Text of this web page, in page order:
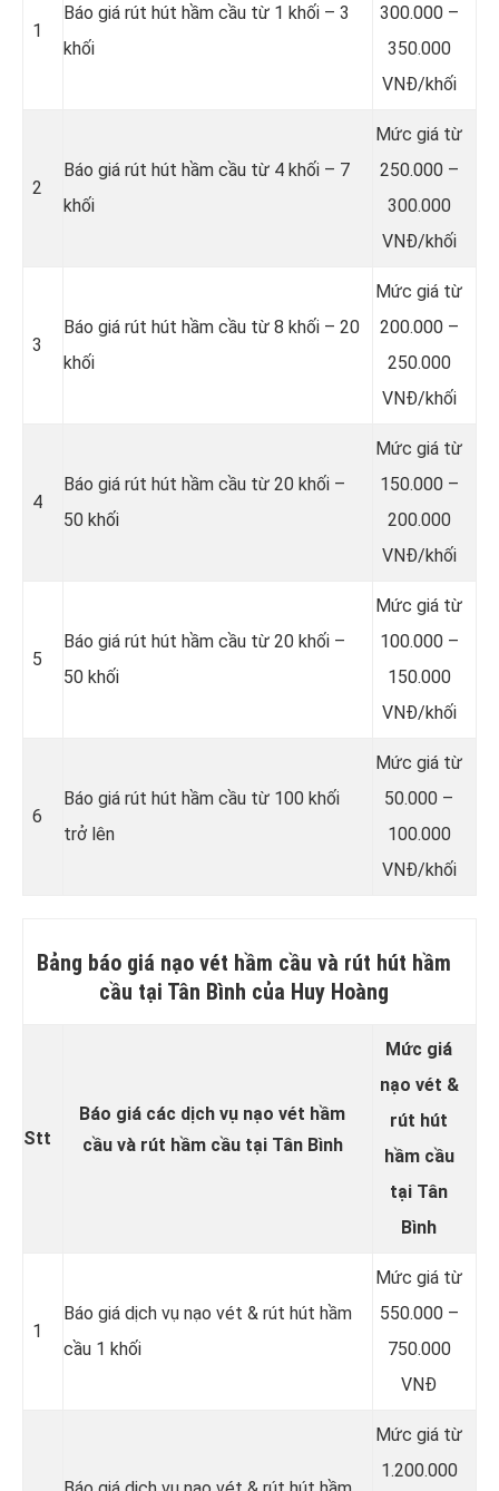
1
Báo giá rút hút hầm cầu từ 1 khối – 3
khối
300.000 –
350.000
VNĐ/khối
2
Báo giá rút hút hầm cầu từ 4 khối – 7
khối
Mức giá từ
250.000 –
300.000
VNĐ/khối
3
Báo giá rút hút hầm cầu từ 8 khối – 20
khối
Mức giá từ
200.000 –
250.000
VNĐ/khối
4
Báo giá rút hút hầm cầu từ 20 khối –
50 khối
Mức giá từ
150.000 –
200.000
VNĐ/khối
5
Báo giá rút hút hầm cầu từ 20 khối –
50 khối
Mức giá từ
100.000 –
150.000
VNĐ/khối
6
Báo giá rút hút hầm cầu từ 100 khối
trở lên
Mức giá từ
50.000 –
100.000
VNĐ/khối
Bảng báo giá nạo vét hầm cầu và rút hút hầm
cầu tại Tân Bình của Huy Hoàng
Stt
Báo giá các dịch vụ nạo vét hầm
cầu và rút hầm cầu tại Tân Bình
Mức giá
nạo vét &
rút hút
hầm cầu
tại Tân
Bình
1
Báo giá dịch vụ nạo vét & rút hút hầm
cầu 1 khối
Mức giá từ
550.000 –
750.000
VNĐ
Mức giá từ
1.200.000